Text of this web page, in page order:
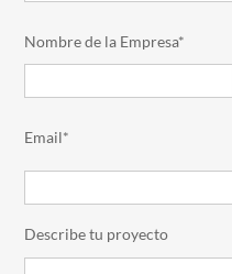
Nombre de la Empresa*
Email*
Describe tu proyecto